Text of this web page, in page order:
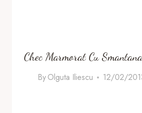
Chec Marmorat Cu
ByOlguta Iliescu 12/02/